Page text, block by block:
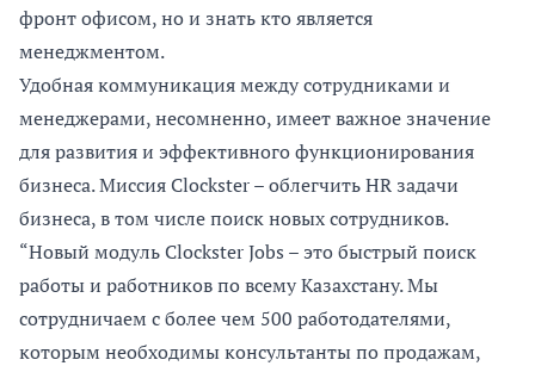
фронт офисом, но и знать кто является
менеджментом.
Удобная коммуникация между сотрудниками и
менеджерами, несомненно, имеет важное значение
для развития и эффективного функционирования
бизнеса. Миссия Clockster – облегчить HR задачи
бизнеса, в том числе поиск новых сотрудников.
“Новый модуль Clockster Jobs – это быстрый поиск
работы и работников по всему Казахстану. Мы
сотрудничаем с более чем 500 работодателями,
которым необходимы консультанты по продажам,